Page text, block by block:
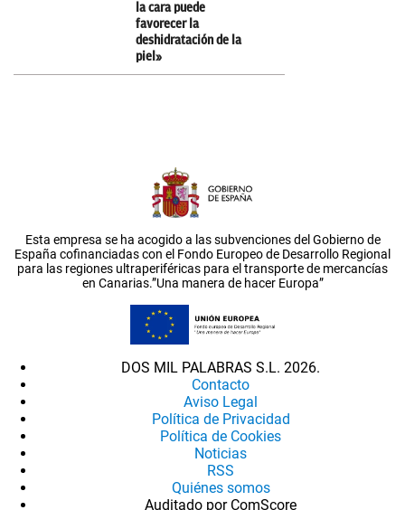
la cara puede
favorecer la
deshidratación de la
piel»
Esta empresa se ha acogido a las subvenciones del Gobierno de
España cofinanciadas con el Fondo Europeo de Desarrollo Regional
para las regiones ultraperiféricas para el transporte de mercancías
en Canarias.”Una manera de hacer Europa”
DOS MIL PALABRAS S.L. 2026.
Contacto
Aviso Legal
Política de Privacidad
Política de Cookies
Noticias
RSS
Quiénes somos
Auditado por ComScore